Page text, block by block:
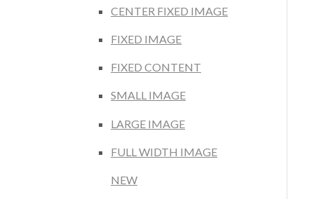
CENTER FIXED IMAGE
FIXED IMAGE
FIXED CONTENT
SMALL IMAGE
LARGE IMAGE
FULL WIDTH IMAGE
NEW